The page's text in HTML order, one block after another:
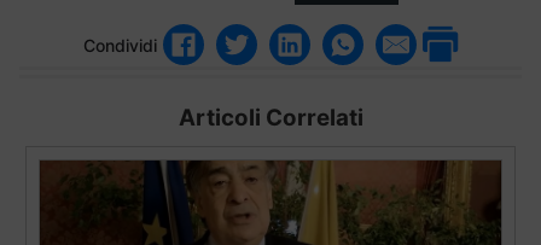
Condividi
Articoli Correlati